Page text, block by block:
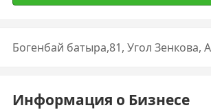
Богенбай батыра,81, Угол Зенкова,
Информация о Бизнесе